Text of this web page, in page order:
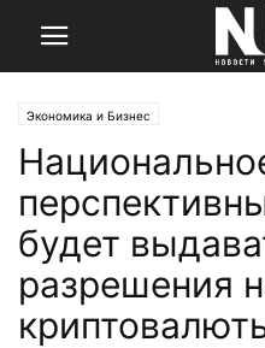
Экономика и Бизнес
будет
разрешения